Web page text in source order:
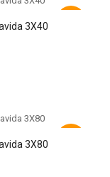
3X40
3X80